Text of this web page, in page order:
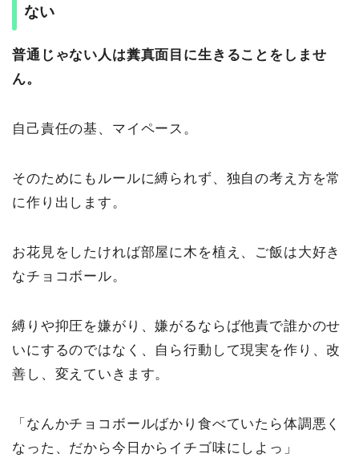
ない
普通じゃない人は糞真面目に生きることをしませ
ん。
自己責任の基、マイペース。
そのためにもルールに縛られず、独自の考え方を常
に作り出します。
お花見をしたければ部屋に木を植え、ご飯は大好き
なチョコボール。
縛りや抑圧を嫌がり、嫌がるならば他責で誰かのせ
いにするのではなく、自ら行動して現実を作り、改
善し、変えていきます。
「なんかチョコボールばかり食べていたら体調悪く
なった、だから今日からイチゴ味にしよっ」